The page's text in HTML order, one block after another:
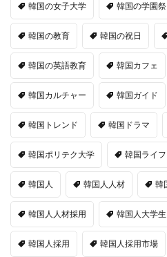
韓国の女子大学 韓国の学園祭
韓国の教育 韓国の祝日
韓国の英語教育 韓国カフェ
韓国カルチャー 韓国ガイド
韓国トレンド 韓国ドラマ
韓国ポリテク大学 韓国ライ
韓国人 韓国人人材 韓
韓国人人材採用 韓国人大学生
韓国人採用 韓国人採用市場